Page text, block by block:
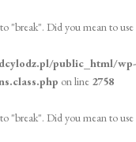
"break". Did you mean to use
public_html/wp-
on line 2758
"break". Did you mean to use